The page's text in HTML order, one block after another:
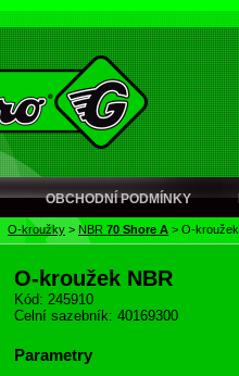
OBCHODNÍ PODMÍNKY
O-kroužky > NBR 70 Shore A > O-
O-kroužek NBR
Kód: 245910
Celní sazebník: 40169300
Parametry